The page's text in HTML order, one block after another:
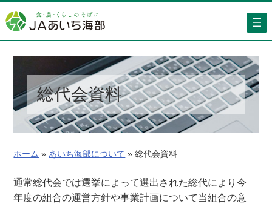
容
を
総代会資料
ホーム » あいち海部について » 総代会資料
通常総代会では選挙によって選出された総代により今
年度の組合の運営方針や事業計画について当組合の意